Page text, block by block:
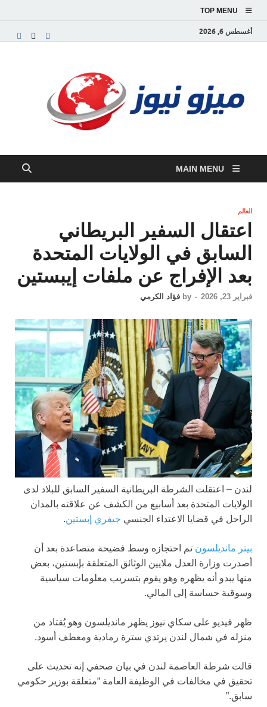
TOP MENU
أغسطس 6, 2026
MAIN MENU
العالم
اعتقال السفير البريطاني
السابق في الولايات المتحدة
بعد الإفراج عن ملفات إيبستين
فبراير 23, 2026 -
by فؤاد الكرمي
لندن – اعتقلت الشرطة البريطانية السفير السابق للبلاد لدى
الولايات المتحدة بعد أسابيع من الكشف عن علاقته بالمدان
الراحل في قضايا الاعتداء الجنسي جيفري إبستين.
بيتر مانديلسون تم احتجازه وسط فضيحة متصاعدة بعد أن
أصدرت وزارة العدل ملايين الوثائق المتعلقة بإبستين، بعض
منها يبدو أنه يظهره وهو يقوم بتسريب معلومات سياسية
وسوقية حساسة إلى المالي.
ظهر فيديو على سكاي نيوز يظهر مانديلسون وهو يُقتاد من
منزله في شمال لندن يرتدي سترة رمادية ومعطف أسود.
قالت شرطة العاصمة لندن في بيان صحفي إنه تحديث على
تحقيق في مخالفات في الوظيفة العامة “متعلقة بوزير حكومي
سابق.”